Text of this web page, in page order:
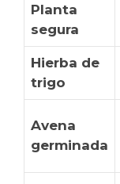
Planta
segura
Hierba de
trigo
Avena
germinada